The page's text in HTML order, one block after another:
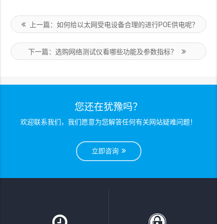
上一篇：如何给以太网受电设备合理的进行POE供电呢？
下一篇：选购网络测试仪看哪些功能及参数指标？
您还在犹豫吗？
欢迎联系我们，我们愿意为您解答任何有关网站疑难问题！
立即咨询